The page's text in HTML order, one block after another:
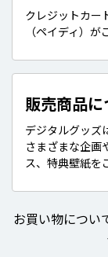
クレジットカー
（ペイディ）が
販売商品に
デジタルグッズ
さまざまな企画
ス、特典壁紙を
お買い物につい